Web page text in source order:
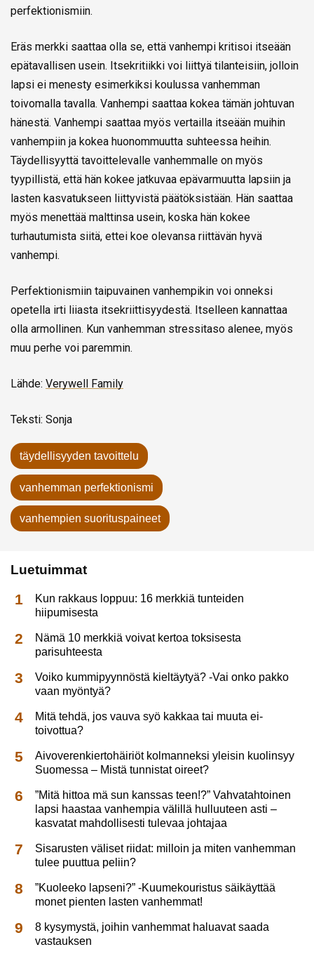
perfektionismiin.
Eräs merkki saattaa olla se, että vanhempi kritisoi itseään
epätavallisen usein. Itsekritiikki voi liittyä tilanteisiin, jolloin
lapsi ei menesty esimerkiksi koulussa vanhemman
toivomalla tavalla. Vanhempi saattaa kokea tämän johtuvan
hänestä. Vanhempi saattaa myös vertailla itseään muihin
vanhempiin ja kokea huonommuutta suhteessa heihin.
Täydellisyyttä tavoittelevalle vanhemmalle on myös
tyypillistä, että hän kokee jatkuvaa epävarmuutta lapsiin ja
lasten kasvatukseen liittyvistä päätöksistään. Hän saattaa
myös menettää malttinsa usein, koska hän kokee
turhautumista siitä, ettei koe olevansa riittävän hyvä
vanhempi.
Perfektionismiin taipuvainen vanhempikin voi onneksi
opetella irti liiasta itsekriittisyydestä. Itselleen kannattaa
olla armollinen. Kun vanhemman stressitaso alenee, myös
muu perhe voi paremmin.
Lähde: Verywell Family
Teksti: Sonja
täydellisyyden tavoittelu
vanhemman perfektionismi
vanhempien suorituspaineet
Luetuimmat
Kun rakkaus loppuu: 16 merkkiä tunteiden
hiipumisesta
Nämä 10 merkkiä voivat kertoa toksisesta
parisuhteesta
Voiko kummipyynnöstä kieltäytyä? -Vai onko pakko
vaan myöntyä?
Mitä tehdä, jos vauva syö kakkaa tai muuta ei-
toivottua?
Aivoverenkiertohäiriöt kolmanneksi yleisin kuolinsyy
Suomessa – Mistä tunnistat oireet?
”Mitä hittoa mä sun kanssas teen!?” Vahvatahtoinen
lapsi haastaa vanhempia välillä hulluuteen asti –
kasvatat mahdollisesti tulevaa johtajaa
Sisarusten väliset riidat: milloin ja miten vanhemman
tulee puuttua peliin?
”Kuoleeko lapseni?” -Kuumekouristus säikäyttää
monet pienten lasten vanhemmat!
8 kysymystä, joihin vanhemmat haluavat saada
vastauksen